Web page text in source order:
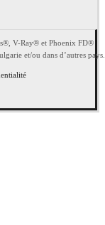
V-Ray® et Phoenix FD®
et/ou dans d’autres pays.